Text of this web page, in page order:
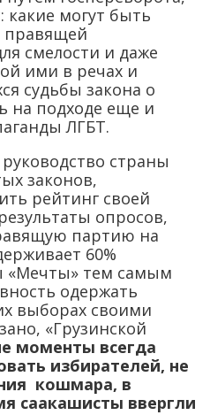
какие могут быть
правящей
смелости и даже
ими в речах и
судьбы закона о
на подходе еще и
ЛГБТ.
страны
законов,
рейтинг своей
опросов,
партию на
60%
«Мечты» тем самым
одержать
выборах своими
«Грузинской
моменты всегда
избирателей, не
кошмара, в
саакашисты ввергли